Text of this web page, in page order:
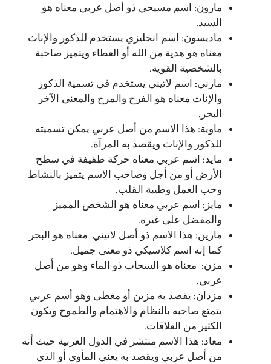
مارون: اسم مسيحي ذو أصل عربي معناه هو
السيد.
ماديسون: اسم انجليزي يستخدم للذكور والإناث
معناه هو هدية من الله أو العطاء ويتميز صاحبة
بالشخصية القوية.
مارني: اسم لاتيني يستخدم في تسمية الذكور
والإناث معناه هو الفرح والمرح والمعنى الآخر
البحر.
ماوية: هذا الاسم من أصل عربي يمكن تسميته
للذكور والإناث ويقصد به المرآة.
مايد: اسم عربي معناه حركة طفيفة في سطح
الأرض أو من أجل وصاحب الاسم يتميز بالنشاط
وحب العمل وطيبة القلب.
مايز: اسم عربي معناه هو الشخص المميز
والمفضل على غيره.
مارين: هذا الاسم ذو أصل لاتيني معناه هو البحر
كما إنه اسم كلاسيكي ذو معنى جميل.
مزن: معناه هو السحاب ذو الماء وهو من أصل
عربي.
مزدان: يقصد به مزين أو مغطى وهو أسم عربي
يتمتع صاحبه بالنظام والاهتمام والطموح ويكون
الكثير من العلاقات.
معاذ: هذا الاسم منتشر في الدول العربية حيث أنه
من أصل عربي ويقصد به يعني المأوى أو الذي